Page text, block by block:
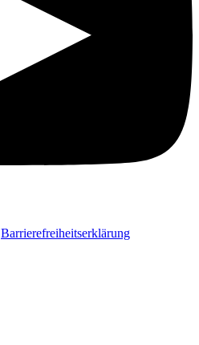
Barrierefreiheitserklärung